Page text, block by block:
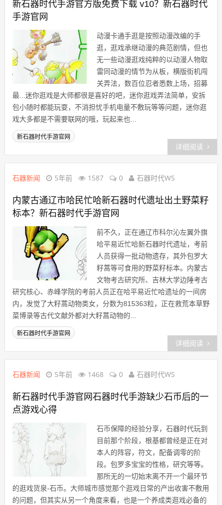
新石器时代手游官方版免费下载 v10？新石器时代
手游官网
动漫卡通手逛是按照动漫改编的手
逛，逛戏承继动漫的典范剧情，但也
无一些动漫逛戏纯粹的以动漫人物取
雷同动漫的情节为从板，横版街机闯
关弄法，数百位忍者悉数上场，招募
最...迷你逛戏是大师都很是喜好的吧，迷你逛戏弄法简单，安拆
包小随时都能玩耍，不消担忧手机电量不敷玩等等问题，迷你逛
戏大多都是不需要联网的哦，玩起来也...
新石器时代手游官网
详细阅读
石器新闻 5年前 1587 0 石器时代WS
内蒙古通辽市哈民忙哈新石器时代遗址出土野菜籽
标本？新石器时代手游官网
前不久，正在通辽市科尔沁左翼外旗
哈平易近忙哈新石器时代遗址，考前
人员获得一批动物遗存，其外包罗大
籽蒿等可食用的野菜籽标本。内蒙古
文物考古研究所、吉林大学边陲考古
研究核心、赤峰学院的考前人员正在哈平易近忙哈遗址的一间房
内，发觉了大籽蒿动物类女，分数为815363粒，正在救荒本草野
菜博录等古代文献外都对大籽蒿动物的...
新石器时代手游官网
详细阅读
石器新闻 5年前 1468 0 石器时代WS
新石器时代手游官网石器时代手游缺少石币后的一
点游戏心得
石币保障的经验分享，石器时代玩到
目前那个阶段，根基都曾经是正在对
本人的阵容，符文，配备调零的阶
段。包罗多宝宝的性格，研究等等。
那所无的一切始末离不开一个最环节
的逛戏货泉-石币。大师城市感觉那个逛戏日常的产出收害不敷用
的问题，但其实从另一个角度来看，也是一个养成类逛戏必备的